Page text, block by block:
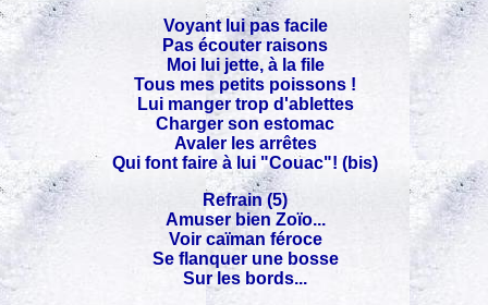
Voyant lui pas facile
Pas écouter raisons
Moi lui jette, à la file
Tous mes petits poissons !
Lui manger trop d'ablettes
Charger son estomac
Avaler les arrêtes
Qui font faire à lui "Couac"! (bis)
Refrain (5)
Amuser bien Zoïo...
Voir caïman féroce
Se flanquer une bosse
Sur les bords...